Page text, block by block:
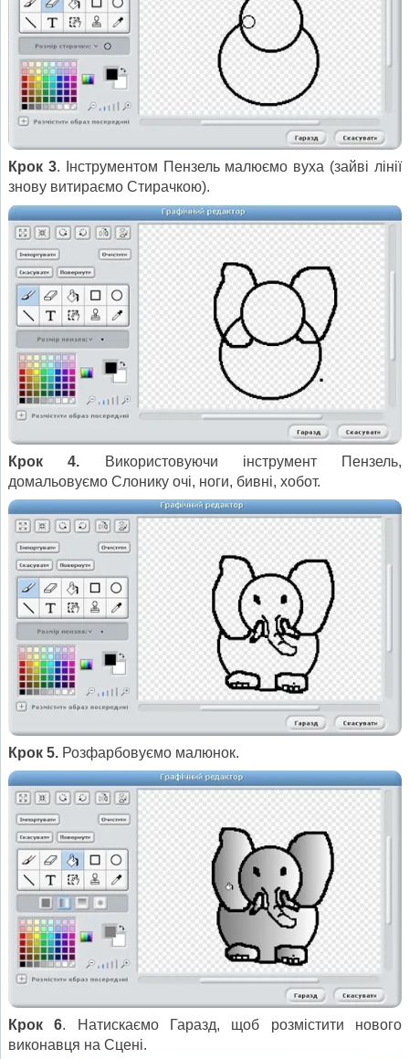
Крок 3. Інструментом Пензель малюємо вуха (зайві лінії
знову витираємо Стирачкою).
Крок 4. Використовуючи інструмент Пензель,
домальовуємо Слонику очі, ноги, бивні, хобот.
Крок 5. Розфарбовуємо малюнок.
Крок 6. Натискаємо Гаразд, щоб розмістити нового
виконавця на Сцені.